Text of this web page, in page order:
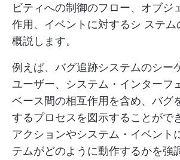
ビティへの制御のフロー、オブジ
作用、イベントに対するシ ステム
概説します。
例えば、バグ追跡システムのシー
ユーザー、システム・インターフ
ベース間の相互作用を含め、バグ
するプロセスを図示することがで
アクションやシステム・イベント
テムがどのように動作するかを強